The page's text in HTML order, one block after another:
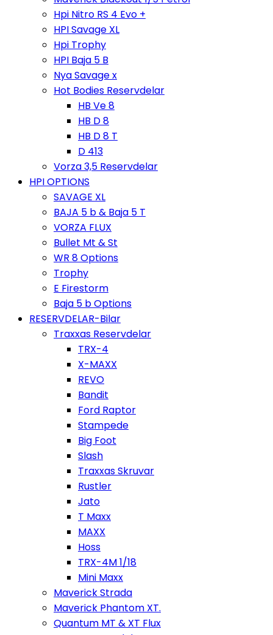
Hpi Nitro RS 4 Evo +
HPI Savage XL
Hpi Trophy
HPI Baja 5 B
Nya Savage x
Hot Bodies Reservdelar
HB Ve 8
HB D 8
HB D 8 T
D 413
Vorza 3,5 Reservdelar
HPI OPTIONS
SAVAGE XL
BAJA 5 b & Baja 5 T
VORZA FLUX
Bullet Mt & St
WR 8 Options
Trophy
E Firestorm
Baja 5 b Options
RESERVDELAR-Bilar
Traxxas Reservdelar
TRX-4
X-MAXX
REVO
Bandit
Ford Raptor
Stampede
Big Foot
Slash
Traxxas Skruvar
Rustler
Jato
T Maxx
MAXX
Hoss
TRX-4M 1/18
Mini Maxx
Maverick Strada
Maverick Phantom XT.
Quantum MT & XT Flux